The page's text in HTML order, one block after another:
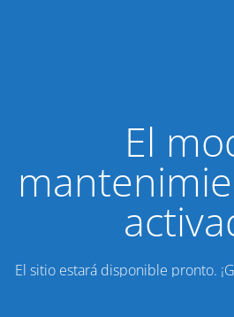
El
El sitio estará disponible pronto.